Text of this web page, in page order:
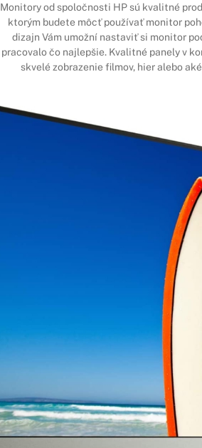
Monitory od spoločnosti HP sú kvalitné
ktorým budete môcť používať monitor
dizajn Vám umožní nastaviť si monitor
pracovalo čo najlepšie. Kvalitné panely v
skvelé zobrazenie filmov, hier alebo